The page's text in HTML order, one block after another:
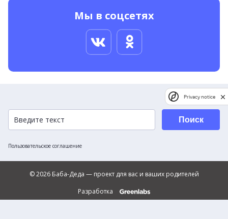
Мы в соцсетях
Пользовательское соглашение
Поиск
© 2026 Баба-Деда — проект для вас и ваших родителей
Разработка
Privacy notice